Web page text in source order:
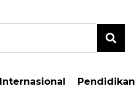
Internasional Pendidikan